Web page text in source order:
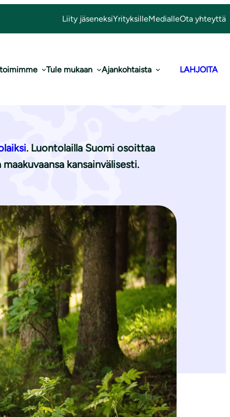
Liity jäseneksiYrityksilleMedialleOta yhteyttä
Tule mukaan Ajankohtaista LAHJOITA
. Luontolailla Suomi osoittaa
kansainvälisesti.
joka ympäröi meitä kaikkia.